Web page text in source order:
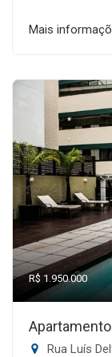
Mais
R$ 1.950.000
Rua Luís